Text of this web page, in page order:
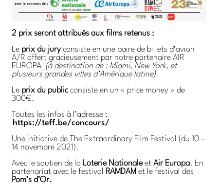
2 prix seront attribués aux films retenus :
Le prix du jury consiste en une paire de billets d’avion
A/R offert gracieusement par notre partenaire AIR
EUROPA (à destination de : Miami, New York, et
plusieurs grandes villes d’Amérique latine).
Le prix du publicconsiste en un « price money » de
300€.
Toutes les infos à l’adresse :
https://teff.be/concours/
Une initiative de The Extraordinary Film Festival (du 10 –
14 novembre 2021).
Avec le soutien de la Loterie Nationaleet Air Europa. En
partenariat avec le festival
RAMDAM et le festival des
Pom’s d’Or.